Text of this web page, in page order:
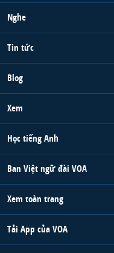
Nghe
Tin tức
Blog
Xem
Học tiếng Anh
Ban Việt ngữ đài VOA
Xem toàn trang
Tải App của VOA